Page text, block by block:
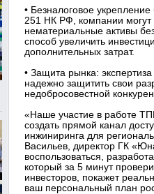
• Безналоговое
251 НК РФ, компании могут
нематериальные активы
способ увеличить
дополнительных затрат.
• Защита рынка:
надежно защитить свои
недобросовестной
«Наше участие в работе
создать прямой канал
инжиниринга для
Васильев, директор ГК
воспользоваться,
который за 5 минут
инвесторов, покажет
ваш персональный план